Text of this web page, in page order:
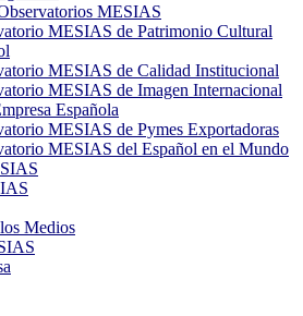
MESIAS
MESIAS de Patrimonio Cultural
MESIAS de Calidad Institucional
MESIAS de Imagen Internacional
Española
MESIAS de Pymes Exportadoras
MESIAS del Español en el Mundo
Medios